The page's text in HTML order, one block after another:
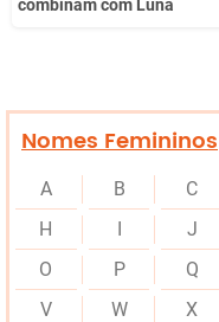
combinam com Luna
Nomes Femininos
A B C
H
I J
O
P Q
V
W X